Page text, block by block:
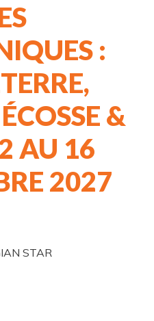
:
&
AU 16
2027
STAR